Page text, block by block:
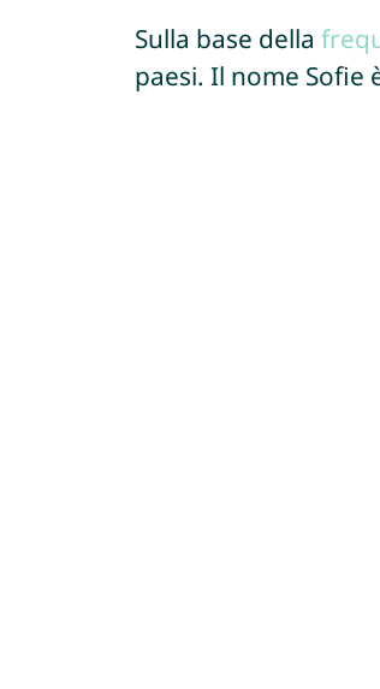
Sulla base della
paesi. Il nome Sofie